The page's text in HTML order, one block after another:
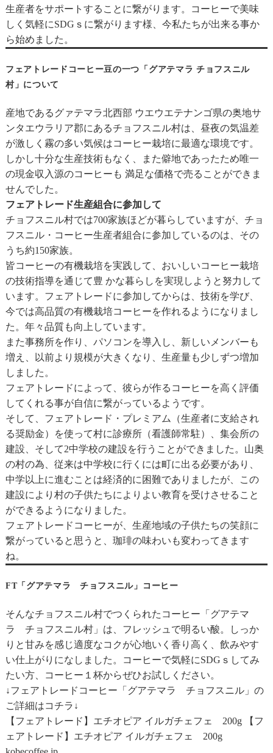
生産者をサポートすることに繋がります。コーヒーで美味
しく気軽にSDGｓに繋がります様、今私たちが出来る事か
ら始めました。
フェアトレードコーヒー豆の一つ「グアテマラ チョフスニル
村」について
産地であるグァテマラ北西部 ウエウエテナンゴ県の奥地サ
ンタエウラリア郡にあるチョフスニル村は、昼夜の気温差
が激しく霧の多い気候はコーヒー栽培に最適な環境です。
しかし十分な生産技術もなく、また僻地であったため唯一
の現金収入源のコーヒーも 満足な価格で売ることができま
せんでした。
フェアトレード生産組合に参加して
チョフスニル村では700家族ほどが暮らしていますが、チョ
フスニル・コーヒー生産者組合に参加しているのは、その
うち約150家族。
皆コーヒーの有機栽培を実践して、おいしいコーヒー栽培
の技術指導を通じて豊 かな暮らしを実現しようと努力して
います。フェアトレードに参加してからは、技術を学び、
今では高品質の有機栽培コーヒーを作れるようになりまし
た。年々品質も向上しています。
また事務所を作り、パソコンを導入し、新しいメンバーも
増え、以前より規模が大きくなり、生産量も少しずつ増加
しました。
フェアトレードによって、彼らが作るコーヒーを高く評価
してくれる事が自信に繋がっているようです。
そして、フェアトレード・プレミアム（生産者に支給され
る奨励金）を使って村に診療所（看護師常駐）、集会所の
建設、そして2中学校の建設を行うことができました。山奥
の村の為、従来は中学校に行くには町に出る必要があり、
中学以上に進むことは経済的に困難でありましたが、この
建設により村の子供たちによりよい教育を受けさせること
ができるようになりました。
フェアトレードコーヒーが、生産地域の子供たちの笑顔に
繋がっていると思うと、珈琲の味わいも変わってきます
ね。
FT「グアテマラ チョフスニル」コーヒー
そんなチョフスニル村でつくられたコーヒー「グアテマ
ラ チョフスニル村」は、フレッシュで明るい酸。しっか
りと甘みを感じ適度なコクが心地いく香り高く、飲みやす
い仕上がりになしました。コーヒーで気軽にSDGｓしてみ
たい方、コーヒー１杯からぜひお試しください。
↓フェアトレードコーヒー「グアテマラ チョフスニル」の
ご詳細はコチラ↓
【フェアトレード】エチオピア イルガチェフェ 200g
【フ
ェアトレード】エチオピア イルガチェフェ 200g